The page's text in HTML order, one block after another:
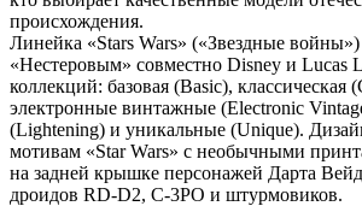
происхождения.
Линейка «Stars Wars» («Звездные
«Нестеровым» совместно Disney и Lucas
коллекций: базовая (Basic), классическая
электронные винтажные (Electronic
(Lightening) и уникальные (Unique).
мотивам «Star Wars» с необычными
на задней крышке персонажей Дарта
дроидов RD-D2, C-3PO и штурмовиков.